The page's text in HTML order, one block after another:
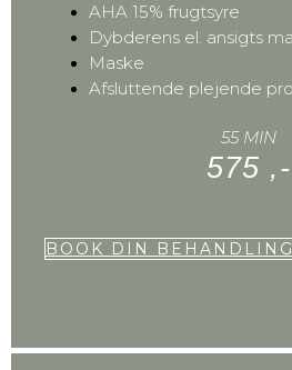
AHA 15% frugtsyre
Dybderens el. ansigts
Maske
Afsluttende plejende
55 MIN
575 ,-
BOOK DIN